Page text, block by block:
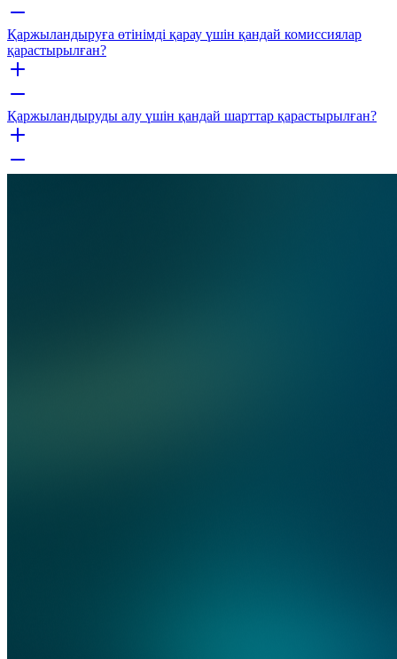
Қаржыландыруға өтінімді қарау үшін қандай комиссиялар
қарастырылған?
Қаржыландыруды алу үшін қандай шарттар қарастырылған?